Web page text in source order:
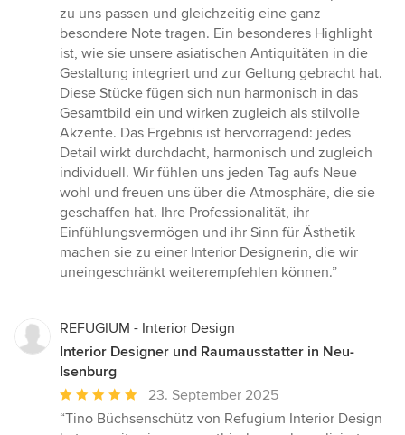
zu uns passen und gleichzeitig eine ganz
besondere Note tragen. Ein besonderes Highlight
ist, wie sie unsere asiatischen Antiquitäten in die
Gestaltung integriert und zur Geltung gebracht hat.
Diese Stücke fügen sich nun harmonisch in das
Gesamtbild ein und wirken zugleich als stilvolle
Akzente. Das Ergebnis ist hervorragend: jedes
Detail wirkt durchdacht, harmonisch und zugleich
individuell. Wir fühlen uns jeden Tag aufs Neue
wohl und freuen uns über die Atmosphäre, die sie
geschaffen hat. Ihre Professionalität, ihr
Einfühlungsvermögen und ihr Sinn für Ästhetik
machen sie zu einer Interior Designerin, die wir
uneingeschränkt weiterempfehlen können.”
REFUGIUM - Interior Design
Interior Designer und Raumausstatter in Neu-
Isenburg
Durchschnittliche
Bewertung:
23. September 2025
“Tino Büchsenschütz von Refugium Interior Design